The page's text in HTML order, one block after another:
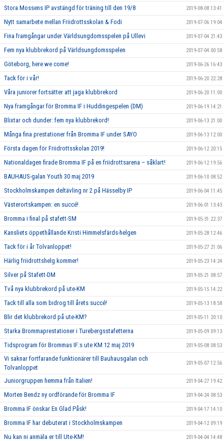
Stora Mossens IP avstängd för träning till den 19/8 2019-08-08 13:41
Nytt samarbete mellan Friidrottsskolan & Fodi 2019-07-06 19:04
Fina framgångar under Världsungdomsspelen på Ullevi 2019-07-04 21:43
Fem nya klubbrekord på Världsungdomsspelen 2019-07-04 00:58
Göteborg, here we come! 2019-06-26 16:43
Tack för i vår! 2019-06-20 22:28
Våra juniorer fortsätter att jaga klubbrekord 2019-06-20 11:00
Nya framgångar för Bromma IF i Huddingespelen (DM) 2019-06-19 14:21
Blixtar och dunder: fem nya klubbrekord! 2019-06-13 21:00
Många fina prestationer från Bromma IF under SAYO 2019-06-13 12:00
Första dagen för Friidrottsskolan 2019! 2019-06-12 20:15
Nationaldagen firade Bromma IF på en friidrottsarena – såklart! 2019-06-12 19:56
BAUHAUS-galan Youth 30 maj 2019 2019-06-10 08:52
Stockholmskampen deltävling nr 2 på Hässelby IP 2019-06-04 11:45
Västerortskampen: en succé! 2019-06-01 13:43
Bromma i final på stafett-SM 2019-05-31 22:37
Kansliets öppethållande Kristi Himmelsfärds-helgen 2019-05-28 12:46
Tack för i år Tolvanloppet! 2019-05-27 21:06
Härlig friidrottshelg kommer! 2019-05-23 14:24
Silver på Stafett-DM 2019-05-21 08:57
Två nya klubbrekord på ute-KM 2019-05-15 14:22
Tack till alla som bidrog till årets succé! 2019-05-13 18:58
Blir det klubbrekord på ute-KM? 2019-05-11 20:10
Starka Brommaprestationer i Turebergsstafetterna 2019-05-09 09:13
Tidsprogram för Brommas IF:s ute KM 12 maj 2019 2019-05-08 08:53
Vi saknar fortfarande funktionärer till Bauhausgalan och
Tolvanloppet
2019-05-07 12:56
Juniorgruppen hemma från Italien! 2019-04-27 19:42
Morten Bendz ny ordförande för Bromma IF 2019-04-24 08:53
Bromma IF önskar En Glad Påsk! 2019-04-17 14:10
Bromma IF har debuterat i Stockholmskampen 2019-04-12 09:19
Nu kan ni anmäla er till Ute-KM! 2019-04-04 14:48